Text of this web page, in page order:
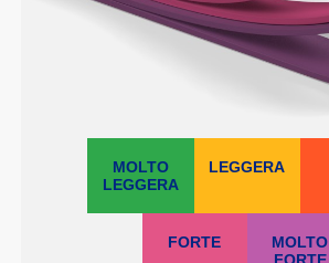
MOLTO
LEGGERA
LEGGERA
FORTE
MOLTO